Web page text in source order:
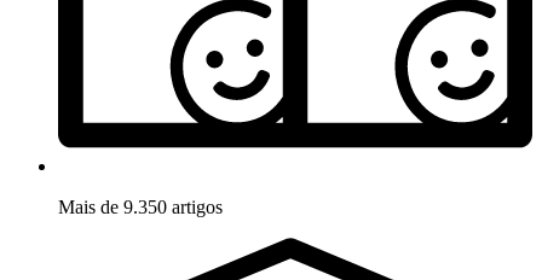
Mais de 9.350 artigos